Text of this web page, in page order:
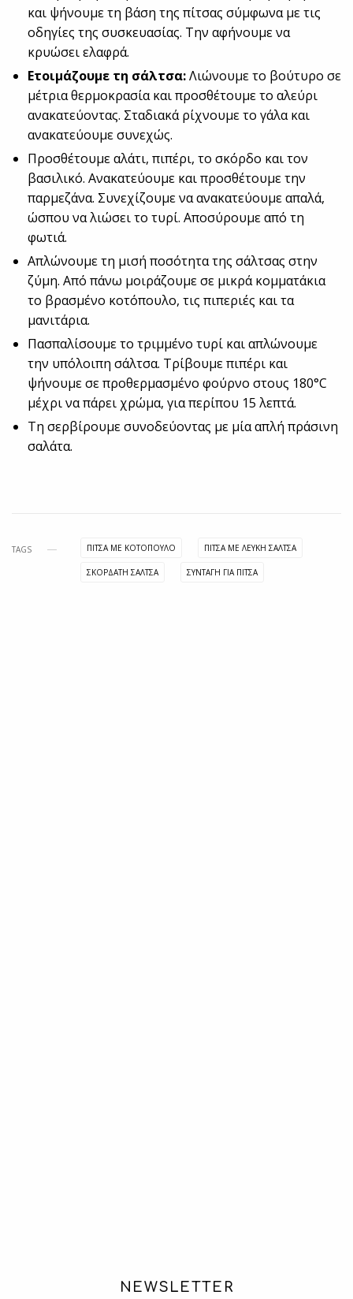
και ψήνουμε τη βάση της πίτσας σύμφωνα με τις
οδηγίες της συσκευασίας. Την αφήνουμε να
κρυώσει ελαφρά.
Ετοιμάζουμε τη σάλτσα:Λιώνουμε το βούτυρο σε
μέτρια θερμοκρασία και προσθέτουμε το αλεύρι
ανακατεύοντας. Σταδιακά ρίχνουμε το γάλα και
ανακατεύουμε συνεχώς.
Προσθέτουμε αλάτι, πιπέρι, το σκόρδο και τον
βασιλικό. Ανακατεύουμε και προσθέτουμε την
παρμεζάνα. Συνεχίζουμε να ανακατεύουμε απαλά,
ώσπου να λιώσει το τυρί. Αποσύρουμε από τη
φωτιά.
Απλώνουμε τη μισή ποσότητα της σάλτσας στην
ζύμη. Από πάνω μοιράζουμε σε μικρά κομματάκια
το βρασμένο κοτόπουλο, τις πιπεριές και τα
μανιτάρια.
Πασπαλίσουμε το τριμμένο τυρί και απλώνουμε
την υπόλοιπη σάλτσα. Τρίβουμε πιπέρι και
ψήνουμε σε προθερμασμένο φούρνο στους 180°C
μέχρι να πάρει χρώμα, για περίπου 15 λεπτά.
Τη σερβίρουμε συνοδεύοντας με μία απλή πράσινη
σαλάτα.
TAGS ΠΊΤΣΑ ΜΕ ΚΟΤΌΠΟΥΛΟ ΠΊΤΣΑ ΜΕ ΛΕΥΚΉ ΣΆΛΤΣΑ
ΣΚΟΡΔΑΤΗ ΣΑΛΤΣΑ ΣΥΝΤΑΓΗ ΓΙΑ ΠΙΤΣΑ
NEWSLETTER